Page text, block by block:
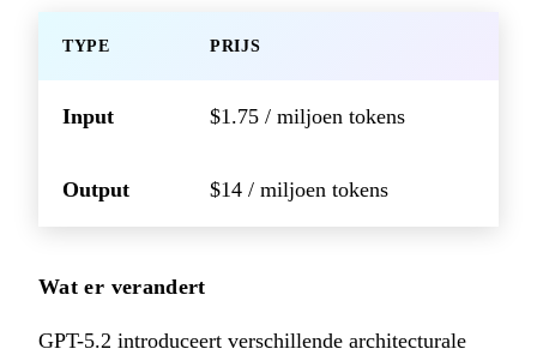
TYPE PRIJS
Input $1.75 / miljoen tokens
Output $14 / miljoen tokens
Wat er verandert
GPT-5.2 introduceert verschillende architecturale